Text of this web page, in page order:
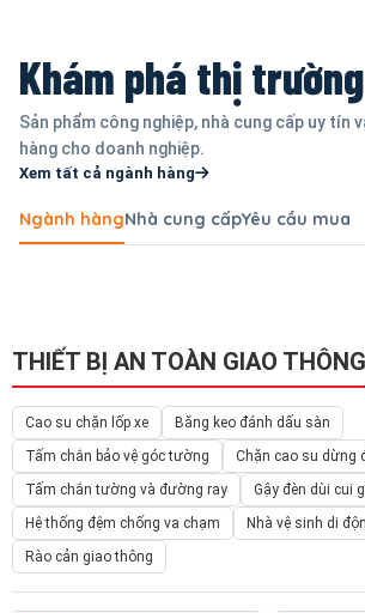
Khám phá thị trường
Sản phẩm công nghiệp, nhà cung cấp uy tín
hàng cho doanh nghiệp.
Xem tất cả ngành hàng
Ngành hàngNhà cung cấpYêu cầu mua
THIẾT BỊ AN TOÀN GIAO THÔNG
Cao su chặn lốp xe
Băng keo đánh dấu sàn
Tấm chắn bảo vệ góc tường
Chặn cao su dừng
Tấm chắn tường và đường ray
Gậy đèn dùi cui
Hệ thống đệm chống va chạm
Nhà vệ sinh di
Rào cản giao thông